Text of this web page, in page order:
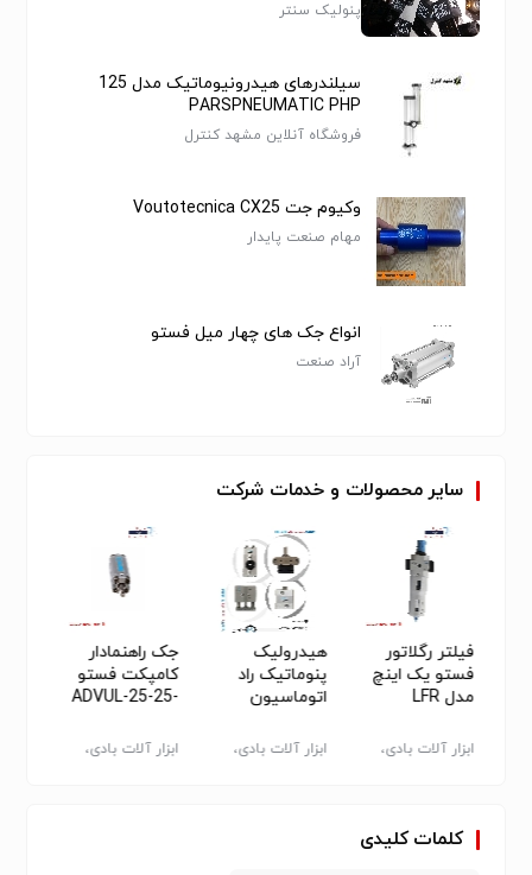
سایرمحصولات و خدمات شرکت
فیلتر رگلاتور
فستو یک اینچ
مدل LFR
ابزار آلات بادی،
هیدرولیک
پنوماتیک راد
اتوماسیون
ابزار آلات بادی،
جک راهنمادار
کامپکت فستو
ADVUL-25-25-
ابزار آلات بادی،
پنولیک سنتر
سیلندرهای هیدرونیوماتیک مدل 125
PARSPNEUMATIC PHP
فروشگاه آنلاین مشهد کنترل
وکیوم جت Voutotecnica CX25
مهام صنعت پایدار
انواع جک های چهار میل فستو
آراد صنعت
کلمات کلیدی